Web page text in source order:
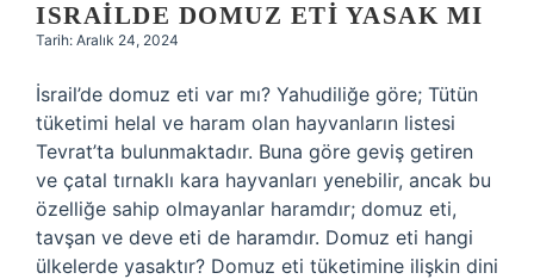
ISRAILDE DOMUZ ETI YASAK MI
Tarih: Aralık 24, 2024
İsrail’de domuz eti var mı? Yahudiliğe göre; Tütün
tüketimi helal ve haram olan hayvanların listesi
Tevrat’ta bulunmaktadır. Buna göre geviş getiren
ve çatal tırnaklı kara hayvanları yenebilir, ancak bu
özelliğe sahip olmayanlar haramdır; domuz eti,
tavşan ve deve eti de haramdır. Domuz eti hangi
ülkelerde yasaktır? Domuz eti tüketimine ilişkin dini